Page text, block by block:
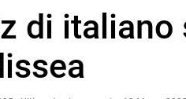
di italiano